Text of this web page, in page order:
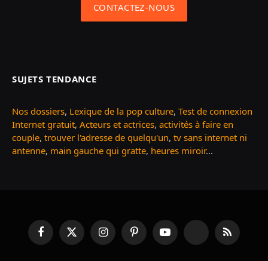
CONTACTEZ-NOUS
SUJETS TENDANCE
Nos dossiers, Lexique de la pop culture, Test de connexion
Internet gratuit, Acteurs et actrices, activités à faire en
couple, trouver l'adresse de quelqu'un, tv sans internet ni
antenne, main gauche qui gratte, heures miroir...
FacebookX
(Twitter)
InstagramPinterestYouTube TikTok RSS